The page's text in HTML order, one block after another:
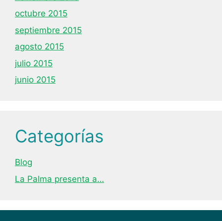
octubre 2015
septiembre 2015
agosto 2015
julio 2015
junio 2015
Categorías
Blog
La Palma presenta a…